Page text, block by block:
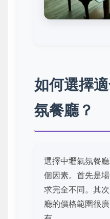
如何選擇
氛餐廳？
選擇中壢氣氛餐
個因素。首先是
求完全不同。其
廳的價格範圍很